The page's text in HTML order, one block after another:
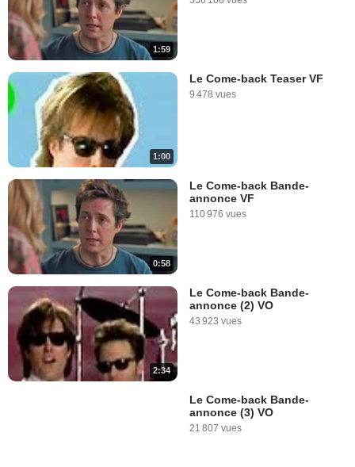
1:59
1:00
Le Come-back Teaser VF
9 478 vues
0:58
Le Come-back Bande-
annonce VF
110 976 vues
2:34
Le Come-back Bande-
annonce (2) VO
43 923 vues
Le Come-back Bande-
annonce (3) VO
21 807 vues